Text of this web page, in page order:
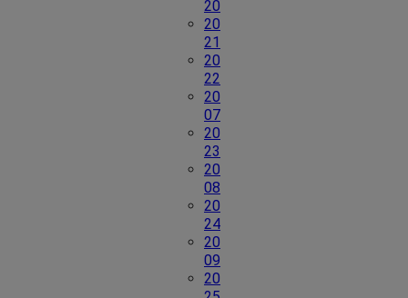
20
20
21
20
22
20
07
20
23
20
08
20
24
20
09
20